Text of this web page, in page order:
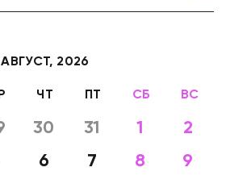
АВГУСТ, 2026
ЧТ ПТ СБ ВС
30 31 1
2
6 7 8
9